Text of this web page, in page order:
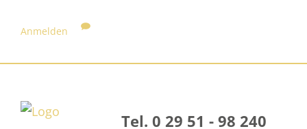
Anmelden
Tel. 0 29 51 - 98 240